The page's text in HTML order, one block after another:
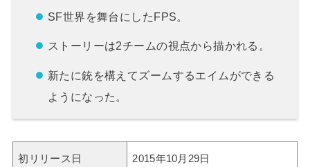
SF世界を舞台にしたFPS。
ストーリーは2チームの視点から描かれる。
新たに銃を構えてズームするエイムができる
ようになった。
初リリース日 2015年10月29日